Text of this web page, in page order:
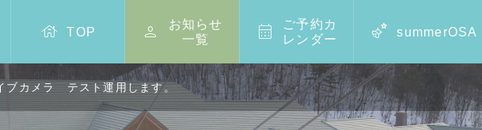
 TOP 
お知らせ
一覧

ご予約カ
レンダー
 summerOSA
ブカメラ テスト運用します。